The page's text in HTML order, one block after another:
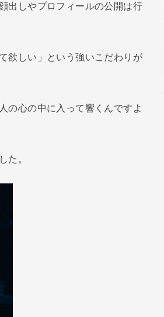
出しやプロフィールの公開は行
欲しい」という強いこだわりが
の心の中に入って響くんですよ
た。